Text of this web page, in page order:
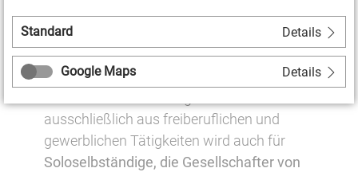
30. April 2020 gegründet waren, einen Antrag
stellen.
ausschließlich aus freiberuflichen und
gewerblichen Tätigkeiten wird auch für
Soloselbständige, die Gesellschafter von
Standard Details
Google Maps Details